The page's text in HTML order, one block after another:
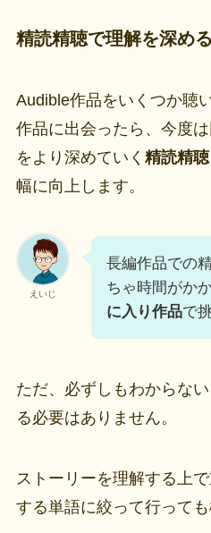
精読精聴で理解を深める
Audible作品をいくつか聴
作品に出会ったら、今度
をより深めていく 精読精聴
幅に向上します。
えいじ
長編作品での
ちゃ時間がか
に入り作品で
ただ、必ずしもわからな
る必要はありません。
ストーリーを理解する上
する単語に絞って行っても